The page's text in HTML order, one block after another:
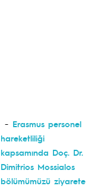
- Erasmus personel
hareketliliği
kapsamında Doç. Dr.
Dimitrios Mossialos
bölümümüzü ziyarete